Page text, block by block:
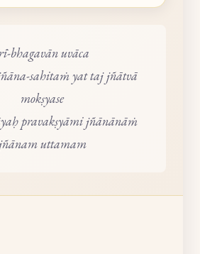
bhagavān uvāca
sahitaṁ yat taj jñātvā
mokṣyase
pravakṣyāmi jñānānāṁ
jñānam uttamam